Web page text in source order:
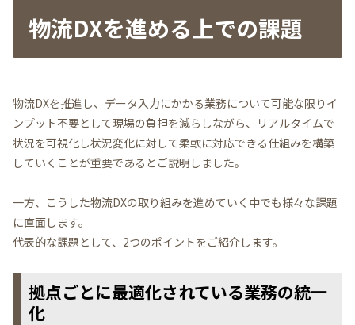
物流DXを進める上での課題
物流DXを推進し、データ入力にかかる業務について可能な限りイ
ンプット不要として現場の負担を減らしながら、リアルタイムで
状況を可視化し状況変化に対して柔軟に対応できる仕組みを構築
していくことが重要であるとご説明しました。
一方、こうした物流DXの取り組みを進めていく中でも様々な課題
に直面します。
代表的な課題として、2つのポイントをご紹介します。
拠点ごとに最適化されている業務の統一
化